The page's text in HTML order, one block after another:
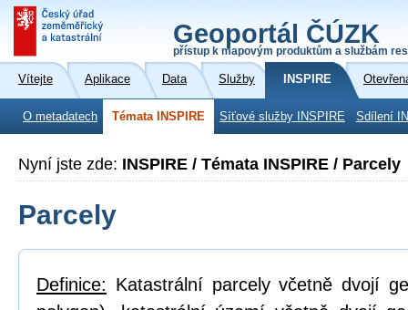
Geoportál ČÚZK
přístup k mapovým produktům a službám
Vítejte Aplikace Data Služby INSPIRE
O metadatech Témata INSPIRE Síťové služby INSPIRE Sdílení
Nyní jste zde: INSPIRE / Témata INSPIRE / Parcely
Parcely
Definice: Katastrální parcely včetně dvojí